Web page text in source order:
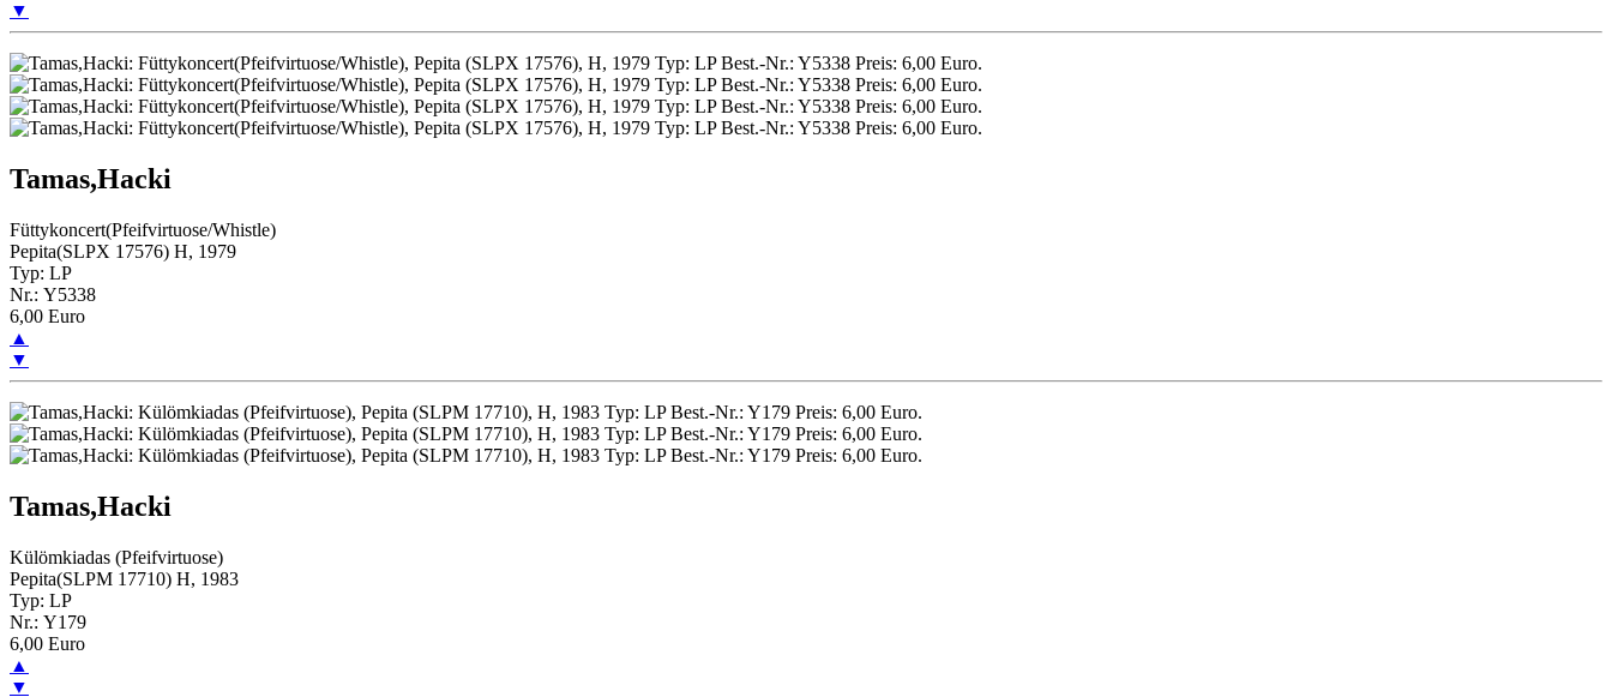
▼
Tamas,Hacki
Füttykoncert(Pfeifvirtuose/Whistle)
Pepita(SLPX 17576) H, 1979
Typ: LP
Nr.: Y5338
6,00 Euro
▲
▼
Tamas,Hacki
Külömkiadas (Pfeifvirtuose)
Pepita(SLPM 17710) H, 1983
Typ: LP
Nr.: Y179
6,00 Euro
▲
▼